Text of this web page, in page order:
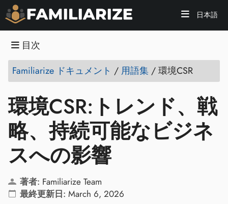
日本語
目次
Familiarize ドキュメント / 用語集 /環境CSR
環境CSR:トレンド、戦
略、持続可能なビジネ
スへの影響
著者: Familiarize Team
最終更新日: March 6, 2026